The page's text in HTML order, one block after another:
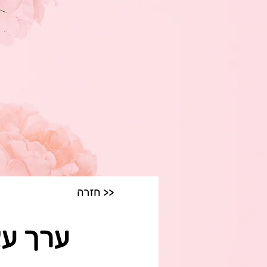
חזרה >>
ערך